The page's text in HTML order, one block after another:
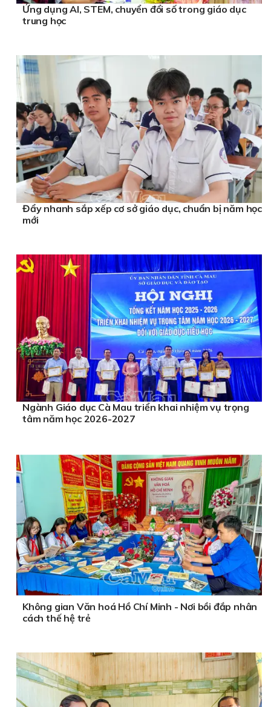
Ứng dụng AI, STEM, chuyển đổi số trong giáo dục
trung học
Đẩy nhanh sắp xếp cơ sở giáo dục, chuẩn bị năm học
mới
Ngành Giáo dục Cà Mau triển khai nhiệm vụ trọng
tâm năm học 2026-2027
Không gian Văn hoá Hồ Chí Minh - Nơi bồi đắp nhân
cách thế hệ trẻ